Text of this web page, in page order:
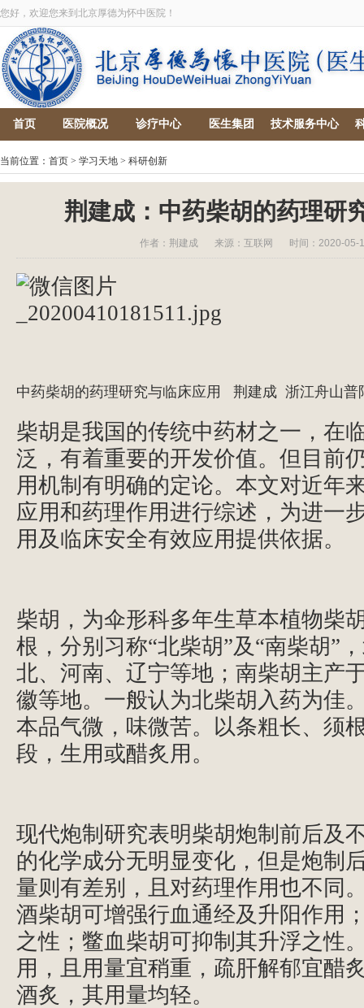
您好，欢迎您来到北京厚德为怀中医院！
首页 医院概况 诊疗中心 医生集团 技术服务中心
当前位置： 首页 > 学习天地 > 科研创新
荆建成：中药柴胡的药理研
作者：荆建成 来源：互联网 时间：2020-05-
中药柴胡的药理研究与临床应用 荆建成  浙江舟山普
柴胡是我国的传统中药材之一，在
泛，有着重要的开发价值。但目前
用机制有明确的定论。本文对近年
应用和药理作用进行综述，为进一
用及临床安全有效应用提供依据。
柴胡，为伞形科多年生草本植物柴
根，分别习称“北柴胡”及“南柴胡”
北、河南、辽宁等地；南柴胡主产
徽等地。一般认为北柴胡入药为佳
本品气微，味微苦。以条粗长、须
段，生用或醋炙用。
现代炮制研究表明柴胡炮制前后及
的化学成分无明显变化，但是炮制
量则有差别，且对药理作用也不同
酒柴胡可增强行血通经及升阳作用
之性；鳖血柴胡可抑制其升浮之性
用，且用量宜稍重，疏肝解郁宜醋
酒炙，其用量均轻。